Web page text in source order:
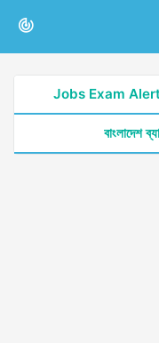
Jobs Exam
বাংলাদেশ